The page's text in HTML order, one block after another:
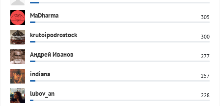
MaDharma 305
krutoipodrostock 300
Андрей Иванов 277
indiana 257
lubov_an 228